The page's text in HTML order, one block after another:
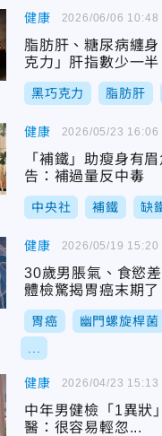
健康
脂肪肝、糖尿病纏
克力」肝指數少一半
黑巧克力 脂肪肝
2026/06/06 10:48
健康
「補鐵」助瘦身有
告：補過量反中毒
中央社 補鐵 缺
2026/05/23 16:06
健康
30歲男脹氣、食慾
體檢驚揭胃癌末期了
胃癌 幽門螺旋桿菌
2026/05/19 15:20
健康
中年男健檢「1異狀
醫：很容易輕忽...
2026/04/23 15:13